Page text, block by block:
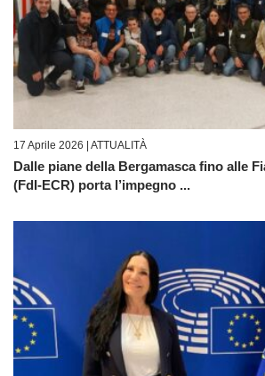
17 Aprile 2026 | ATTUALITÀ
Dalle piane della Bergamasca fino alle
(FdI-ECR) porta l’impegno ...